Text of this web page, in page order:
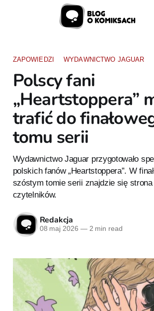
ZAPOWIEDZI WYDAWNICTWO JAGUAR
Polscy fani
„Heartstoppera”
trafić do
tomu serii
Wydawnictwo Jaguar przygotowało
polskich fanów „Heartstoppera”. W
szóstym tomie serii znajdzie się
czytelników.
Redakcja
08 maj 2026 —2 min read